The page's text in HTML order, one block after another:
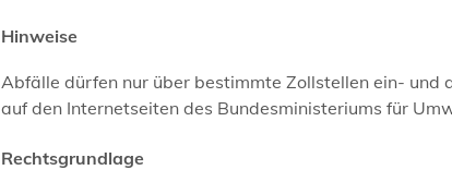
Hinweise
Abfälle dürfen nur über bestimmte Zollstellen ein- und
auf den Internetseiten des Bundesministeriums für
Rechtsgrundlage